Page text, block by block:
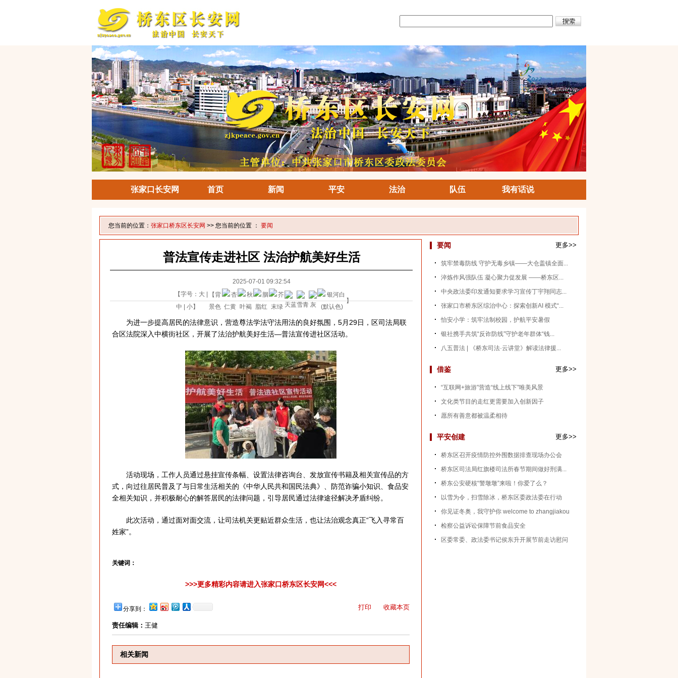
张家口长安网 首页 新闻 平安 法治 队伍 我有话说
您当前的位置： 张家口桥东区长安网 >> 您当前的位置 ： 要闻
普法宣传走进社区 法治护航美好生活
2025-07-01 09:32:54
【字号： 大
中
小】
【背
景色
】
为进一步提高居民的法律意识，营造尊法学法守法用法的良好氛围，5月29日，区司法局联
合区法院深入中横街社区，开展了法治护航美好生活—普法宣传进社区活动。
活动现场，工作人员通过悬挂宣传条幅、设置法律咨询台、发放宣传书籍及相关宣传品的方
式，向过往居民普及了与日常生活相关的《中华人民共和国民法典》、防范诈骗小知识、食品安
全相关知识，并积极耐心的解答居民的法律问题，引导居民通过法律途径解决矛盾纠纷。
此次活动，通过面对面交流，让司法机关更贴近群众生活，也让法治观念真正“飞入寻常百
姓家”。
关键词：
>>>更多精彩内容请进入张家口桥东区长安网<<<
分享到： 打印 收藏本页
责任编辑： 王健
相关新闻
要闻 更多>>
筑牢禁毒防线 守护无毒乡镇——大仓盖镇全面...
淬炼作风强队伍 凝心聚力促发展 ——桥东区...
中央政法委印发通知要求学习宣传丁宇翔同志...
张家口市桥东区综治中心：探索创新AI 模式“...
怡安小学：筑牢法制校园，护航平安暑假
银社携手共筑“反诈防线”守护老年群体“钱...
八五普法 | 《桥东司法·云讲堂》解读法律援...
借鉴 更多>>
“互联网+旅游”营造“线上线下”唯美风景
文化类节目的走红更需要加入创新因子
愿所有善意都被温柔相待
平安创建 更多>>
桥东区召开疫情防控外围数据排查现场办公会
桥东区司法局红旗楼司法所春节期间做好刑满...
桥东公安硬核“警墩墩”来啦！你爱了么？
以雪为令，扫雪除冰，桥东区委政法委在行动
你见证冬奥，我守护你 welcome to zhangjiakou
检察公益诉讼保障节前食品安全
区委常委、政法委书记侯东升开展节前走访慰问